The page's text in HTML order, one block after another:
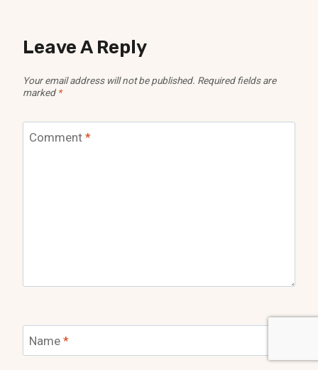
Leave A Reply
Your email address will not be published. Required fields are
marked *
Comment *
Name *